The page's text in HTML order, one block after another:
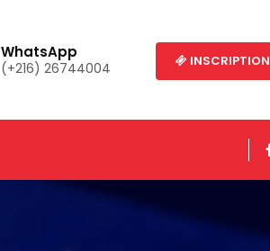
WhatsApp
(+216) 26744004 INSCRIPTION